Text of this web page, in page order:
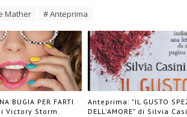
Mather # Anteprima
BUGIA PER FARTI
Victory Storm.
Anteprima: "IL GUSTO
DELL'AMORE" di Silvia